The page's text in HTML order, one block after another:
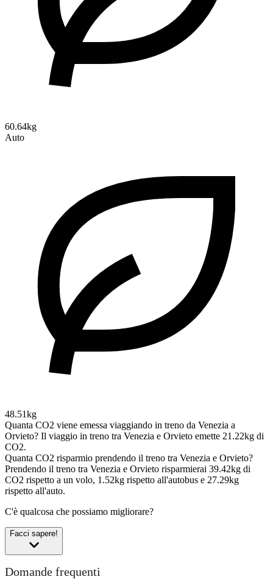
60.64kg
Auto
48.51kg
Quanta CO2 viene emessa viaggiando in treno da Venezia a
Orvieto? Il viaggio in treno tra Venezia e Orvieto emette 21.22kg di
CO2.
Quanta CO2 risparmio prendendo il treno tra Venezia e Orvieto?
Prendendo il treno tra Venezia e Orvieto risparmierai 39.42kg di
CO2 rispetto a un volo, 1.52kg rispetto all'autobus e 27.29kg
rispetto all'auto.
C'è qualcosa che possiamo migliorare?
Facci sapere!
Domande frequenti